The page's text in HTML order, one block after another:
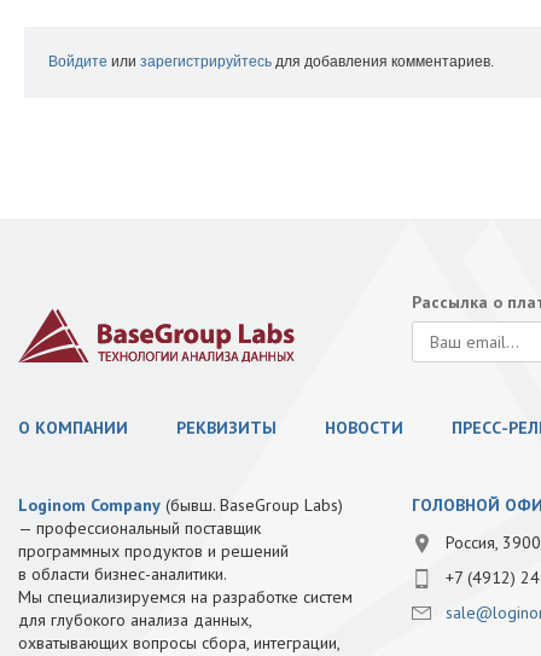
Войдите или зарегистрируйтесь для добавления комментариев.
Рассылка о
О КОМПАНИИ РЕКВИЗИТЫ НОВОСТИ ПРЕСС-
Loginom Company (бывш. BaseGroup Labs)
— профессиональный поставщик
программных продуктов и решений
в области бизнес-аналитики.
Мы специализируемся на разработке систем
для глубокого анализа данных,
охватывающих вопросы сбора, интеграции,
ГОЛОВНОЙ
Россия,
+7 (4912)